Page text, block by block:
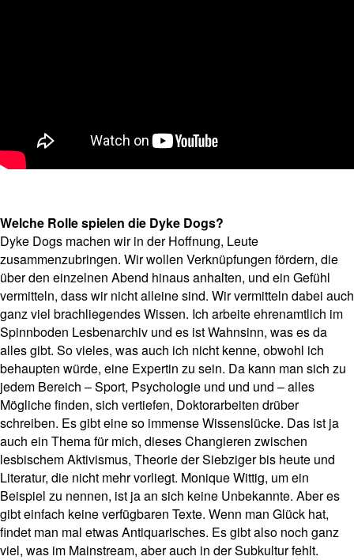
Welche Rolle spielen die Dyke Dogs?
Dyke Dogs machen wir in der Hoffnung, Leute
zusammenzubringen. Wir wollen Verknüpfungen fördern, die
über den einzelnen Abend hinaus anhalten, und ein Gefühl
vermitteln, dass wir nicht alleine sind. Wir vermitteln dabei auch
ganz viel brachliegendes Wissen. Ich arbeite ehrenamtlich im
Spinnboden Lesbenarchiv und es ist Wahnsinn, was es da
alles gibt. So vieles, was auch ich nicht kenne, obwohl ich
behaupten würde, eine Expertin zu sein. Da kann man sich zu
jedem Bereich – Sport, Psychologie und und und – alles
Mögliche finden, sich vertiefen, Doktorarbeiten drüber
schreiben. Es gibt eine so immense Wissenslücke. Das ist ja
auch ein Thema für mich, dieses Changieren zwischen
lesbischem Aktivismus, Theorie der Siebziger bis heute und
Literatur, die nicht mehr vorliegt. Monique Wittig, um ein
Beispiel zu nennen, ist ja an sich keine Unbekannte. Aber es
gibt einfach keine verfügbaren Texte. Wenn man Glück hat,
findet man mal etwas Antiquarisches. Es gibt also noch ganz
viel, was im Mainstream, aber auch in der Subkultur fehlt.